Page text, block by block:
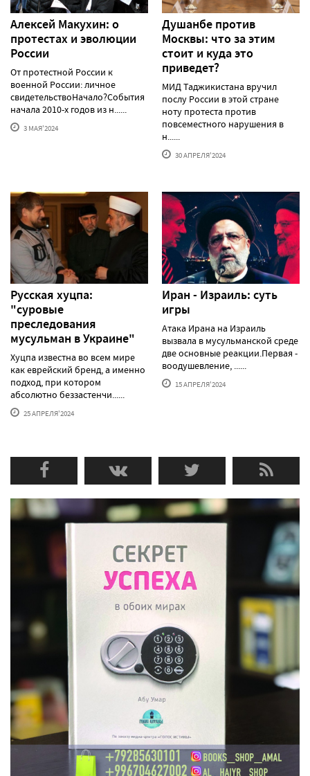
Алексей Макуxин: о
протестаx и эволюции
России
От протестной России к
военной России: личное
свидетельствоНачало?События
начала 2010-х годов из н......
3 МАЯ'2024
Душанбе против
Москвы: что за этим
стоит и куда это
приведет?
МИД Таджикистана вручил
послу России в этой стране
ноту протеста против
повсеместного нарушения в
н......
30 АПРЕЛЯ'2024
Русская хуцпа:
"суровые
преследования
мусульман в Украине"
Хуцпа известна во всем мире
как еврейский бренд, а именно
подход, при котором
абсолютно беззастенчи......
25 АПРЕЛЯ'2024
Иран - Израиль: суть
игры
Атака Ирана на Израиль
вызвала в мусульманской среде
две основные реакции.Первая -
воодушевление, ......
15 АПРЕЛЯ'2024